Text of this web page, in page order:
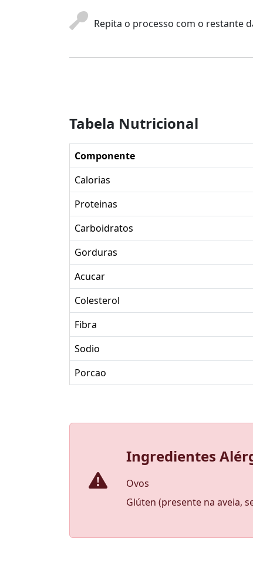
Repita o processo com o restante
Tabela Nutricional
Componente
Calorias
Proteinas
Carboidratos
Gorduras
Acucar
Colesterol
Fibra
Sodio
Porcao
Ingredientes
Ovos
Glúten (presente na aveia,